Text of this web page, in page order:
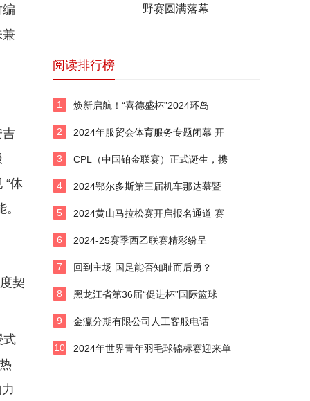
兼
“体
契
式
野赛圆满落幕
阅读排行榜
1 焕新启航！“喜德盛杯”2024环岛
2 2024年服贸会体育服务专题闭幕 开
3 CPL（中国铂金联赛）正式诞生，携
4 2024鄂尔多斯第三届机车那达慕暨
5 2024黄山马拉松赛开启报名通道 赛
6 2024-25赛季西乙联赛精彩纷呈
7 回到主场 国足能否知耻而后勇？
8 黑龙江省第36届“促进杯”国际篮球
9 金瀛分期有限公司人工客服电话
10 2024年世界青年羽毛球锦标赛迎来单